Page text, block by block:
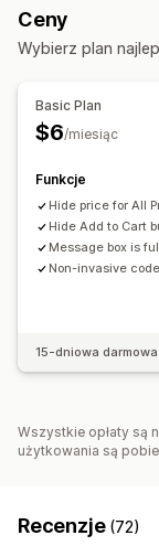
Wyświetlanie
Niestandardowe
Aktualizacje
Ceny
Wybierz plan
Basic Plan
$6/miesiąc
Funkcje
Hide price for All
Hide Add to Cart
Message box is
Non-invasive code
15-dniowa
Wszystkie opłaty są
użytkowania są
Recenzje (72)